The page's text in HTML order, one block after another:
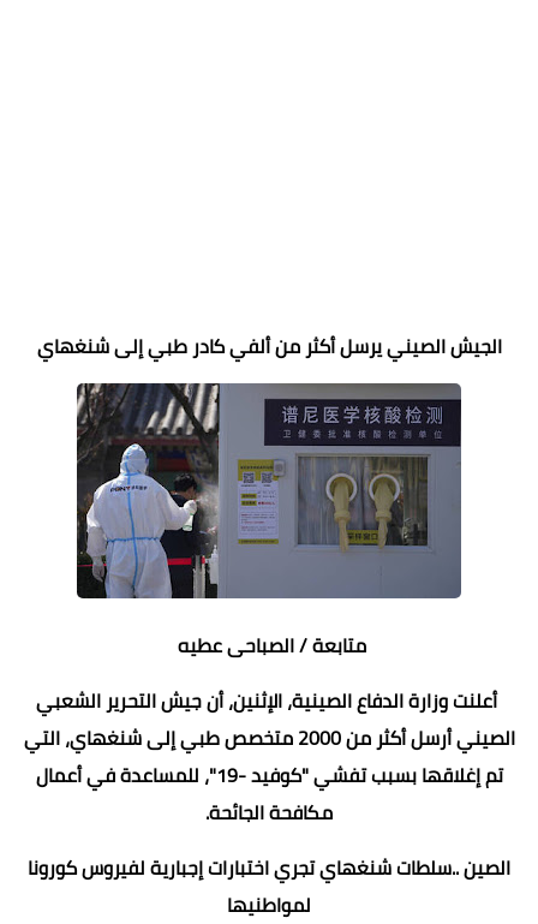
الجيش الصيني يرسل أكثر من ألفي كادر طبي إلى شنغهاي
متابعة / الصباحى عطيه
أعلنت وزارة الدفاع الصينية، الإثنين، أن جيش التحرير الشعبي
الصيني أرسل أكثر من 2000 متخصص طبي إلى شنغهاي، التي
تم إغلاقها بسبب تفشي "كوفيد -19"، للمساعدة في أعمال
مكافحة الجائحة.
الصين ..سلطات شنغهاي تجري اختبارات إجبارية لفيروس كورونا
لمواطنيها